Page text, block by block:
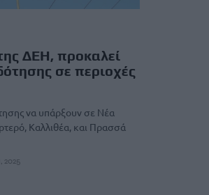
ΔΕΗ, προκαλεί
σε περιοχές
να υπάρξουν σε Νέα
Καλλιθέα, και Πρασσά
2025